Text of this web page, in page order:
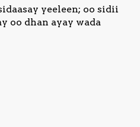
yeeleen; oo sidii
oo dhan ayay wada